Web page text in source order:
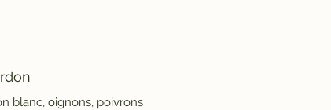
blanc, oignons, poivrons